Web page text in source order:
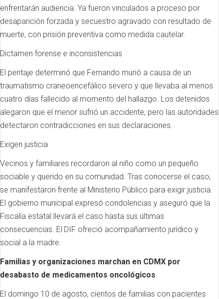
enfrentarán audiencia. Ya fueron vinculados a proceso por
desaparición forzada y secuestro agravado con resultado de
muerte, con prisión preventiva como medida cautelar.
Dictamen forense e inconsistencias
El peritaje determinó que Fernando murió a causa de un
traumatismo craneoencefálico severo y que llevaba al menos
cuatro días fallecido al momento del hallazgo. Los detenidos
alegaron que el menor sufrió un accidente, pero las autoridades
detectaron contradicciones en sus declaraciones.
Exigen justicia
Vecinos y familiares recordaron al niño como un pequeño
sociable y querido en su comunidad. Tras conocerse el caso,
se manifestaron frente al Ministerio Público para exigir justicia.
El gobierno municipal expresó condolencias y aseguró que la
Fiscalía estatal llevará el caso hasta sus últimas
consecuencias. El DIF ofreció acompañamiento jurídico y
social a la madre.
Familias y organizaciones marchan en CDMX por
desabasto de medicamentos oncológicos
El domingo 10 de agosto, cientos de familias con pacientes